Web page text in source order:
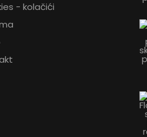
- kolačići